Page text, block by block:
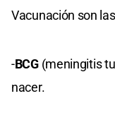
Vacunación son
-BCG (meningitis
nacer.